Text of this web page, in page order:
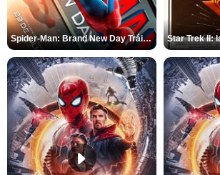
Spider-Man: Brand New Day Tráiler (3)